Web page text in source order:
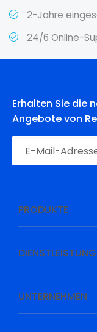
2-Jahre
24/6 Online-
Erhalten Sie die
Angebote von
PRODUKTE
UNTERNEHMEN